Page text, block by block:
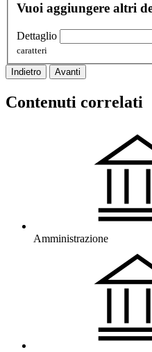
Vuoi aggiungere altri
Dettaglio
caratteri
Indietro Avanti
Contenuti correlati
Amministrazione